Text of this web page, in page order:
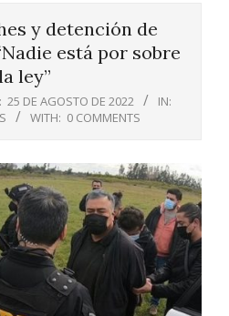
y detención de
está por sobre
ley”
25 DE AGOSTO DE 2022
IN:
WITH: 0 COMMENTS